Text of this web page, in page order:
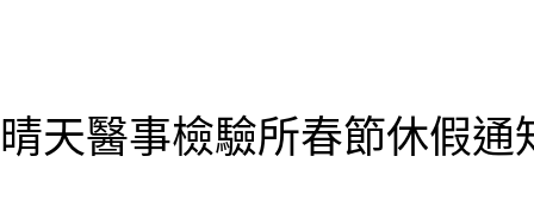
晴天醫事檢驗所春節休假通